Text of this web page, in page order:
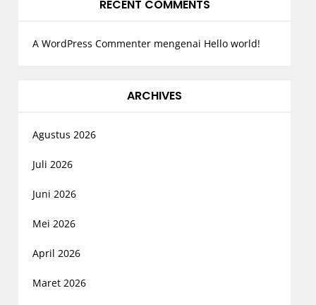
RECENT COMMENTS
A WordPress Commentermengenai Hello world!
ARCHIVES
Agustus 2026
Juli 2026
Juni 2026
Mei 2026
April 2026
Maret 2026